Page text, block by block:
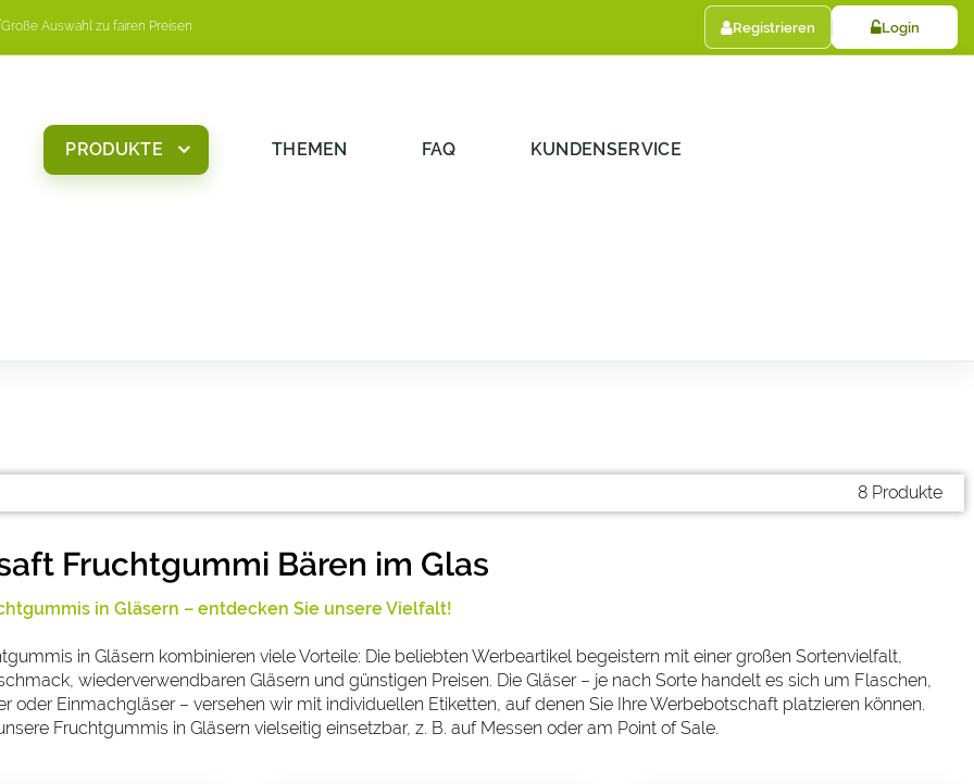
Große Auswahl zu fairen Preisen Registrieren Login
PRODUKTE THEMEN FAQ KUNDENSERVICE
8 Produkte
Fruchtgummi Bären im Glas
in Gläsern – entdecken Sie unsere Vielfalt!
in Gläsern kombinieren viele Vorteile: Die beliebten Werbeartikel begeistern mit einer großen Sortenvielfalt,
wiederverwendbaren Gläsern und günstigen Preisen. Die Gläser – je nach Sorte handelt es sich um Flaschen,
oder Einmachgläser – versehen wir mit individuellen Etiketten, auf denen Sie Ihre Werbebotschaft platzieren können.
Fruchtgummis in Gläsern vielseitig einsetzbar, z. B. auf Messen oder am Point of Sale.